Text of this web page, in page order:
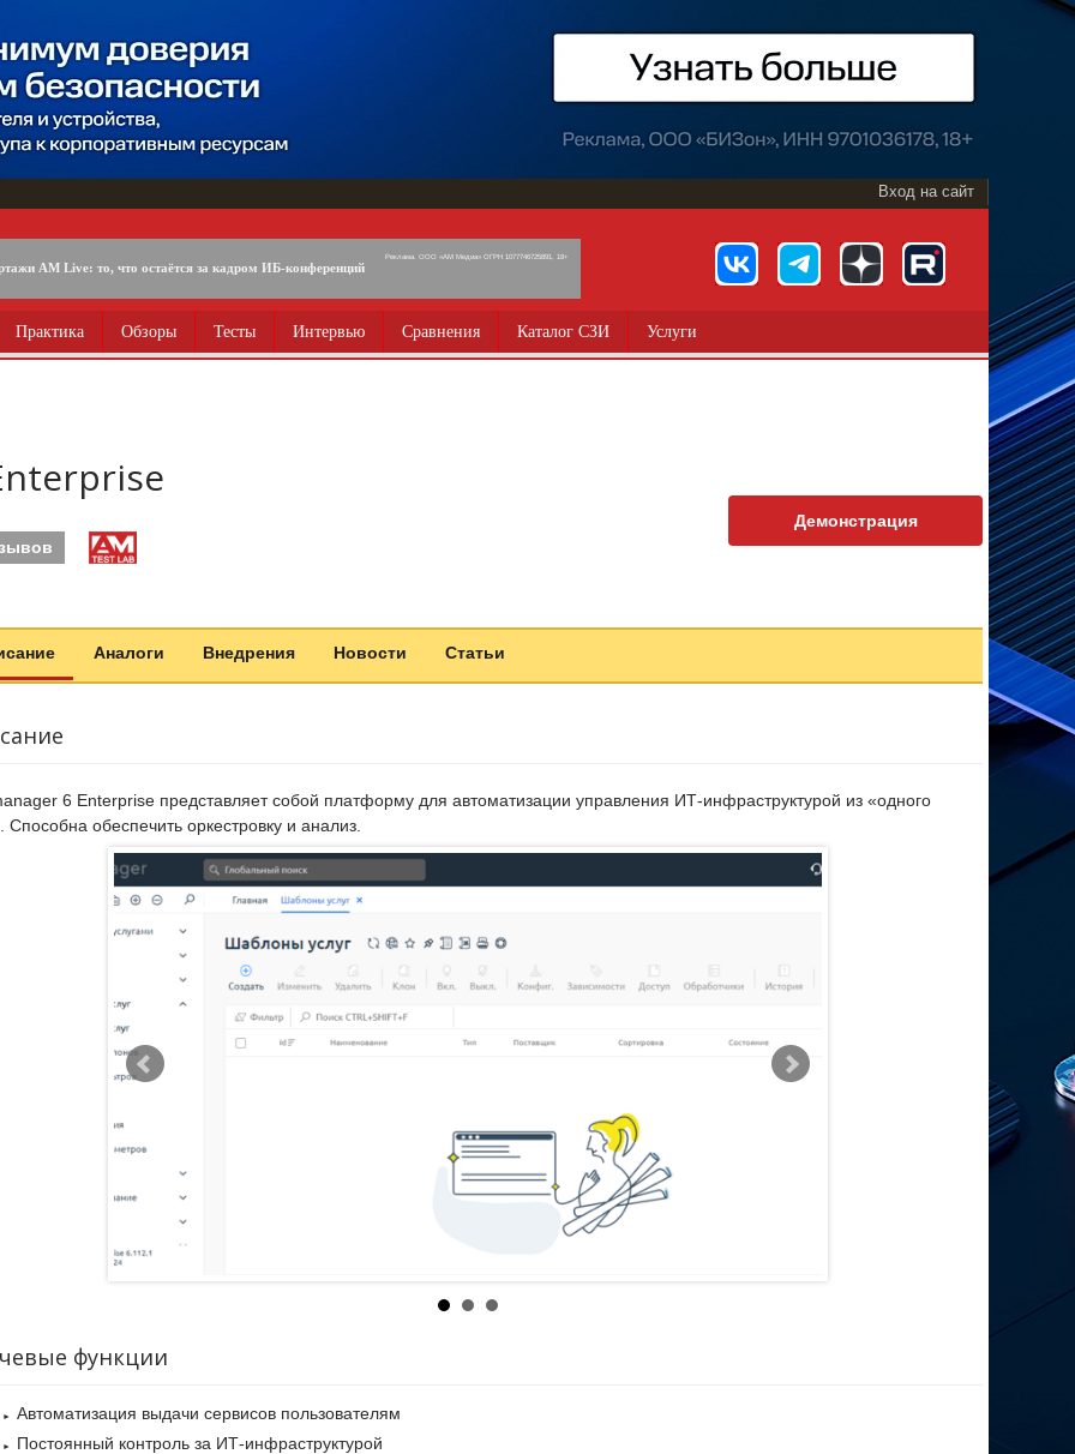
Вход на сайт
AM Live: то, что остаётся за кадром ИБ-конференций
Реклама. ООО «АМ Медиа» ОГРН 1077746725891, 18+
Практика Обзоры Тесты Интервью Сравнения Каталог СЗИ Услуги
Демонстрация
Аналоги Внедрения Новости Статьи
6 Enterprise представляет собой платформу для автоматизации управления ИТ-инфраструктурой из «одного
Способна обеспечить оркестровку и анализ.
функции
Автоматизация выдачи сервисов пользователям
Постоянный контроль за ИТ-инфраструктурой